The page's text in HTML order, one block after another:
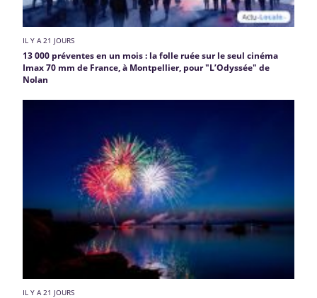
IL Y A 21 JOURS
13 000 préventes en un mois : la folle ruée sur le seul cinéma
Imax 70 mm de France, à Montpellier, pour "L’Odyssée" de
Nolan
IL Y A 21 JOURS